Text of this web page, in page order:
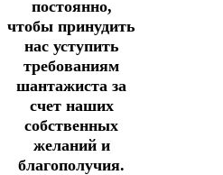
постоянно,
чтобы принудить
нас уступить
требованиям
шантажиста за
счет наших
собственных
желаний и
благополучия.